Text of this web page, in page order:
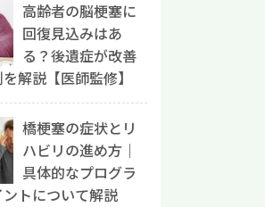
高齢者の脳梗塞に
回復見込みはあ
る？後遺症が改善
解説【医師監修】
橋梗塞の症状とリ
ハビリの進め方｜
具体的なプログラ
トについて解説